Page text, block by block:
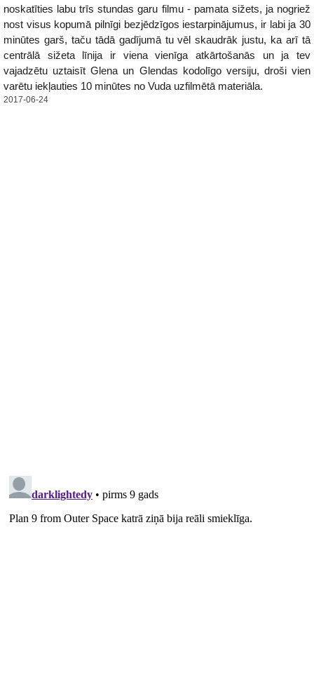
noskatīties labu trīs stundas garu filmu - pamata sižets, ja nogriež
nost visus kopumā pilnīgi bezjēdzīgos iestarpinājumus, ir labi ja 30
minūtes garš, taču tādā gadījumā tu vēl skaudrāk justu, ka arī tā
centrālā sižeta līnija ir viena vienīga atkārtošanās un ja tev
vajadzētu uztaisīt Glena un Glendas kodolīgo versiju, droši vien
varētu iekļauties 10 minūtes no Vuda uzfilmētā materiāla.
2017-06-24